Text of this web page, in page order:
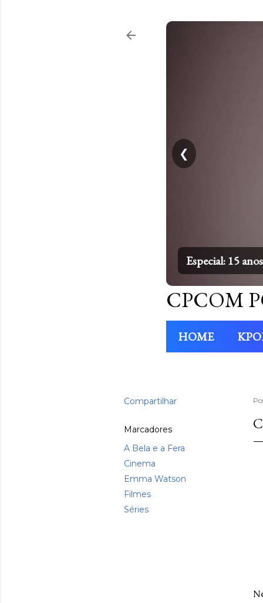
Especial: 15
❮
CPCOM
HOME
Compartilhar
Marcadores
A Bela e a Fera
Cinema
Emma Watson
Filmes
Séries